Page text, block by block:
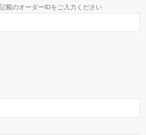
載のオーダーIDをご入力ください